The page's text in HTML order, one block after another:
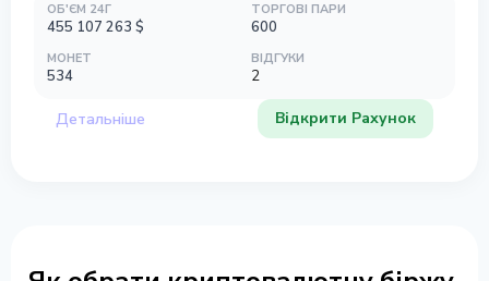
ОБ'ЄМ 24Г
455 107 263 $
ТОРГОВІ ПАРИ
600
МОНЕТ
534
ВІДГУКИ
2
Детальніше Відкрити Рахунок